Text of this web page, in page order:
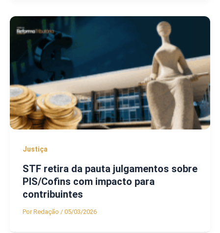
Justiça
STF retira da pauta julgamentos sobre
PIS/Cofins com impacto para
contribuintes
PorRedação / 05/03/2026